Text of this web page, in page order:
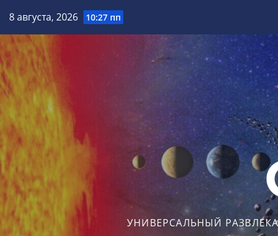
содержимому
8 августа, 2026 10:27 пп
УНИВЕРСАЛЬНЫЙ